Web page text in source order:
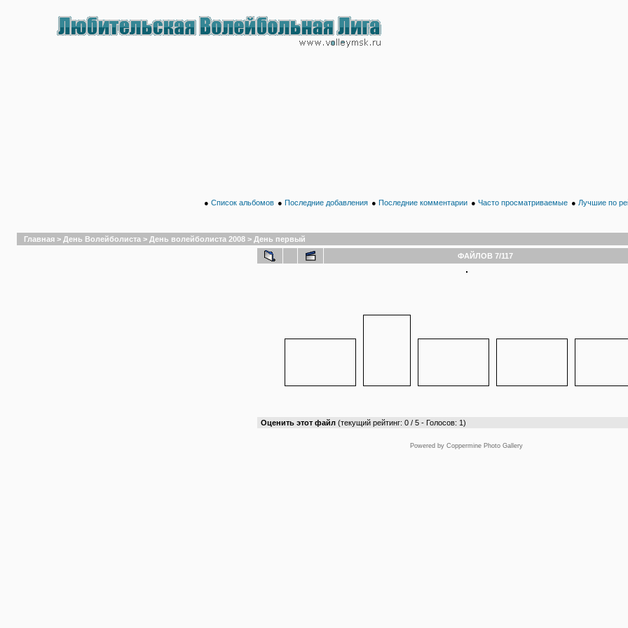
● Список альбомов ● Последние добавления ● Последние комментарии ● Часто просматриваемые ● Лучшие по
Главная > День Волейболиста > День волейболиста 2008 > День первый
ФАЙЛОВ 7/117
Оценить этот файл (текущий рейтинг: 0 / 5 - Голосов: 1)
Powered by Coppermine Photo Gallery